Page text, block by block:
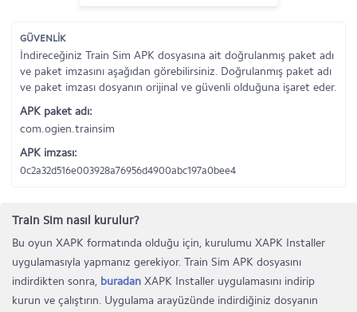
GÜVENLİK
İndireceğiniz Train Sim APK dosyasına ait doğrulanmış paket adı
ve paket imzasını aşağıdan görebilirsiniz. Doğrulanmış paket adı
ve paket imzası dosyanın orijinal ve güvenli olduğuna işaret eder.
APK paket adı:
com.ogien.trainsim
APK imzası:
0c2a32d516e003928a76956d4900abc197a0bee4
Train Sim nasıl kurulur?
Bu oyun XAPK formatında olduğu için, kurulumu XAPK Installer
uygulamasıyla yapmanız gerekiyor. Train Sim APK dosyasını
indirdikten sonra, buradan XAPK Installer uygulamasını indirip
kurun ve çalıştırın. Uygulama arayüzünde indirdiğiniz dosyanın